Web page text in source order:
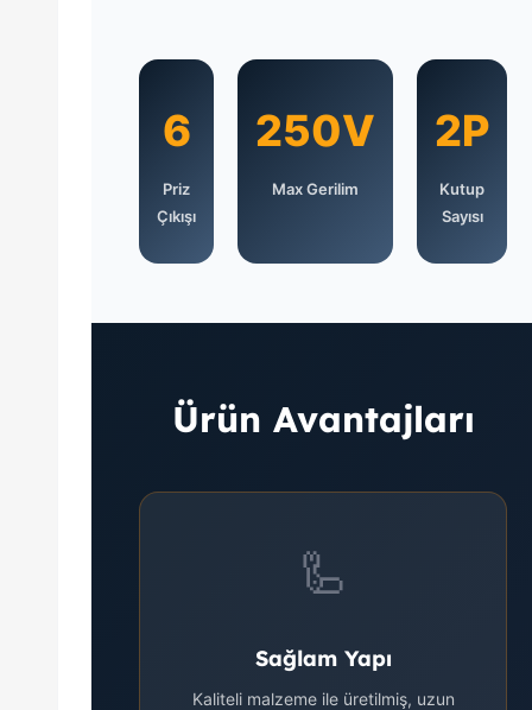
6
Priz
Çıkışı
250V
Max Gerilim
2P
Kutup
Sayısı
Ürün Avantajları
🦾
Sağlam Yapı
Kaliteli malzeme ile üretilmiş, uzun